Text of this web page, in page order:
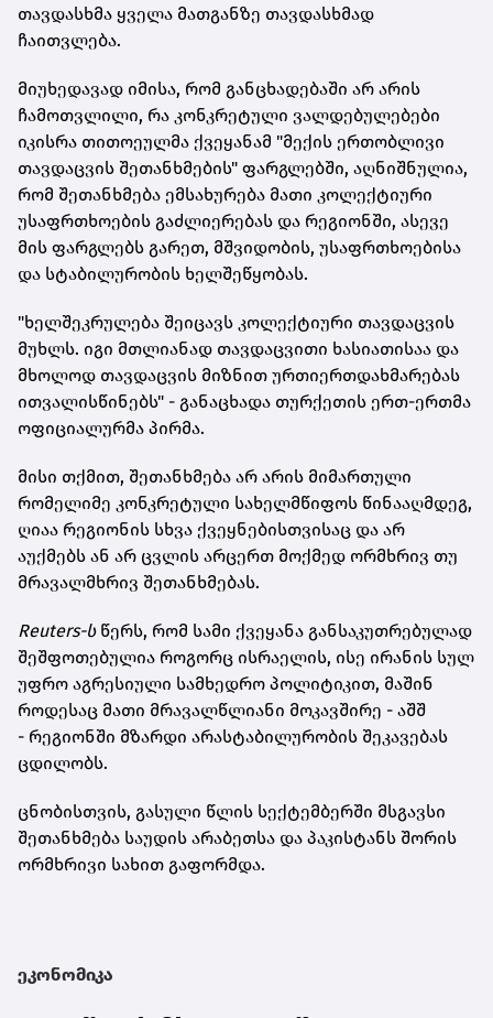
თავდასხმა ყველა მათგანზე თავდასხმად
ჩაითვლება.
მიუხედავად იმისა, რომ განცხადებაში არ არის
ჩამოთვლილი, რა კონკრეტული ვალდებულებები
იკისრა თითოეულმა ქვეყანამ "მექის ერთობლივი
თავდაცვის შეთანხმების" ფარგლებში, აღნიშნულია,
რომ შეთანხმება ემსახურება მათი კოლექტიური
უსაფრთხოების გაძლიერებას და რეგიონში, ასევე
მის ფარგლებს გარეთ, მშვიდობის, უსაფრთხოებისა
და სტაბილურობის ხელშეწყობას.
"ხელშეკრულება შეიცავს კოლექტიური თავდაცვის
მუხლს. იგი მთლიანად თავდაცვითი ხასიათისაა და
მხოლოდ თავდაცვის მიზნით ურთიერთდახმარებას
ითვალისწინებს" - განაცხადა თურქეთის ერთ-ერთმა
ოფიციალურმა პირმა.
მისი თქმით, შეთანხმება არ არის მიმართული
რომელიმე კონკრეტული სახელმწიფოს წინააღმდეგ,
ღიაა რეგიონის სხვა ქვეყნებისთვისაც და არ
აუქმებს ან არ ცვლის არცერთ მოქმედ ორმხრივ თუ
მრავალმხრივ შეთანხმებას.
Reuters-სწერს, რომ სამი ქვეყანა განსაკუთრებულად
შეშფოთებულია როგორც ისრაელის, ისე ირანის სულ
უფრო აგრესიული სამხედრო პოლიტიკით, მაშინ
როდესაც მათი მრავალწლიანი მოკავშირე - აშშ
- რეგიონში მზარდი არასტაბილურობის შეკავებას
ცდილობს.
ცნობისთვის, გასული წლის სექტემბერში მსგავსი
შეთანხმება საუდის არაბეთსა და პაკისტანს შორის
ორმხრივი სახით გაფორმდა.
ეკონომიკა